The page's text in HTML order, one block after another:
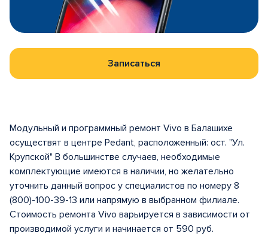
Записаться
Модульный и программный ремонт Vivo в Балашихе
осуществят в центрe Pedant, расположенный: ост. "Ул.
Крупской" В большинстве случаев, необходимые
комплектующие имеются в наличии, но желательно
уточнить данный вопрос у специалистов по номеру 8
(800)-100-39-13 или напрямую в выбранном филиале.
Стоимость ремонта Vivo варьируется в зависимости от
производимой услуги и начинается от 590 руб.